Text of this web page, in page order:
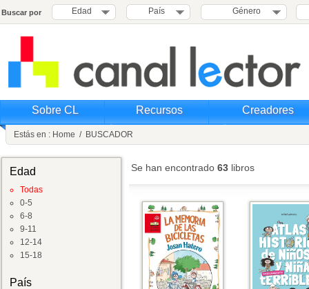
Buscar por Edad País Género
Sobre CL Recursos Creadores
Estás en : Home / BUSCADOR
Edad
Todas
0-5
6-8
9-11
12-14
15-18
País
Se han encontrado 63 libros